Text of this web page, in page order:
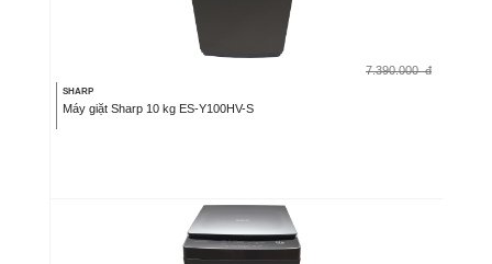
7.390.000 đ
SHARP
Máy giặt Sharp 10 kg ES-Y100HV-S